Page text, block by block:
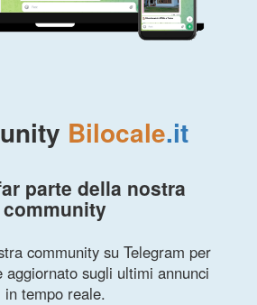
Bilocale.it
parte della nostra
community
community su Telegram per
aggiornato sugli ultimi annunci
in tempo reale.